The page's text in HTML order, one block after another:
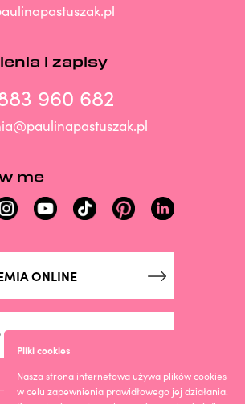
i zapisy
960 682
me
ONLINE
ONLINE
Pliki cookies
Nasza strona internetowa używa plików cookies
w celu zapewnienia prawidłowego jej działania.